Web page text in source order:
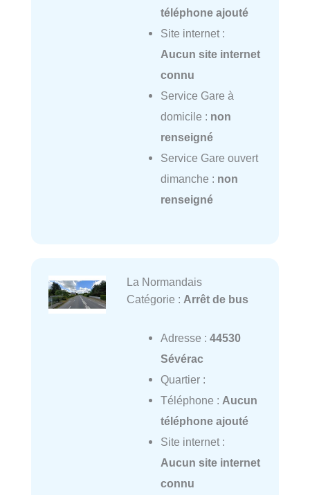
téléphone ajouté
Site internet :
Aucun site internet
connu
Service Gare à
domicile : non
renseigné
Service Gare ouvert
dimanche : non
renseigné
La Normandais
Catégorie : Arrêt de bus
Adresse : 44530
Sévérac
Quartier :
Téléphone : Aucun
téléphone ajouté
Site internet :
Aucun site internet
connu